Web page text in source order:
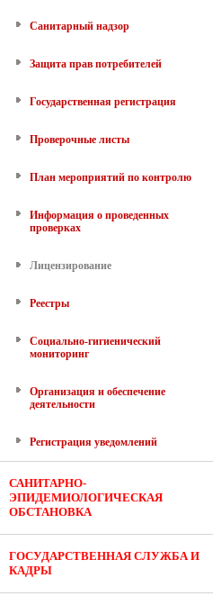
Санитарный надзор
Защита прав потребителей
Государственная регистрация
Проверочные листы
План мероприятий по контролю
Информация о проведенных
проверках
Лицензирование
Реестры
Социально-гигиенический
мониторинг
Организация и обеспечение
деятельности
Регистрация уведомлений
САНИТАРНО-
ЭПИДЕМИОЛОГИЧЕСКАЯ
ОБСТАНОВКА
ГОСУДАРСТВЕННАЯ СЛУЖБА И
КАДРЫ